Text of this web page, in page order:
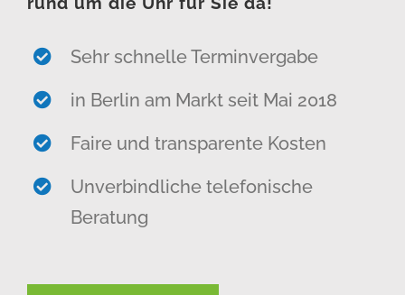
Sehr schnelle Terminvergabe
in Berlin am Markt seit Mai 2018
Faire und transparente Kosten
Unverbindliche telefonische
Beratung